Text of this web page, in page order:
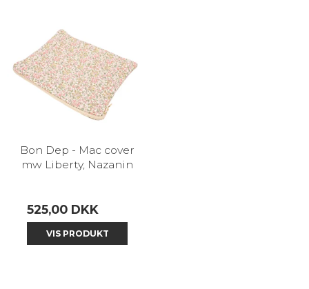
Bon Dep - Mac cover
mw Liberty, Nazanin
525,00 DKK
VIS PRODUKT